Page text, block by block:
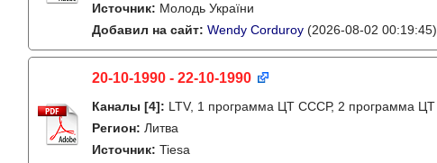
Источник: Молодь України
Добавил на сайт: Wendy Corduroy (2026-08-02 00:19:45)
20-10-1990 - 22-10-1990
Каналы [4]: LTV, 1 программа ЦТ СССР, 2 программа
Регион: Литва
Источник: Tiesa